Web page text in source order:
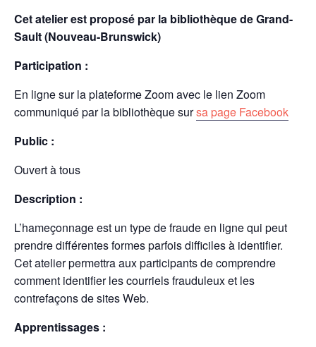
Cet atelier est proposé par la bibliothèque de Grand-
Sault (Nouveau-Brunswick)
Participation :
En ligne sur la plateforme Zoom avec le lien Zoom
communiqué par la bibliothèque sursa page Facebook
Public :
Ouvert à tous
Description :
L’hameçonnage est un type de fraude en ligne qui peut
prendre différentes formes parfois difficiles à identifier.
Cet atelier permettra aux participants de comprendre
comment identifier les courriels frauduleux et les
contrefaçons de sites Web.
Apprentissages :